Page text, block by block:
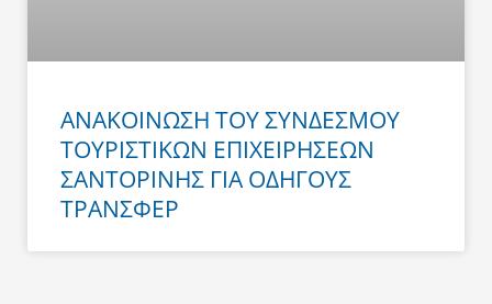
ΑΝΑΚΟΙΝΩΣΗ ΤΟΥ ΣΥΝΔΕΣΜΟΥ
ΤΟΥΡΙΣΤΙΚΩΝ ΕΠΙΧΕΙΡΗΣΕΩΝ
ΣΑΝΤΟΡΙΝΗΣ ΓΙΑ ΟΔΗΓΟΥΣ
ΤΡΑΝΣΦΕΡ